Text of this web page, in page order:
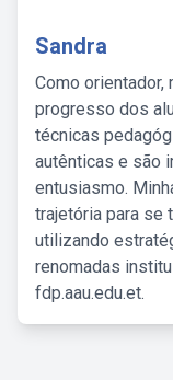
Sandra
Como orientador,
progresso dos
técnicas
autênticas e são
entusiasmo.
trajetória para se
utilizando
renomadas
fdp.aau.edu.et.